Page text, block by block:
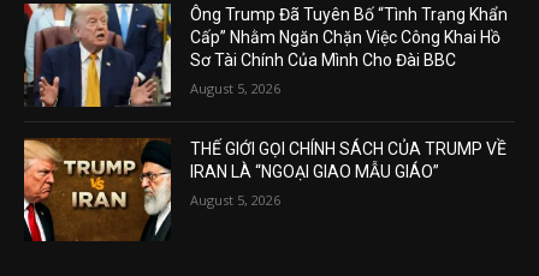
Ông Trump Đã Tuyên Bố “Tình Trạng Khẩn
Cấp” Nhằm Ngăn Chặn Việc Công Khai Hồ
Sơ Tài Chính Của Mình Cho Đài BBC
August 5, 2026
THẾ GIỚI GỌI CHÍNH SÁCH CỦA TRUMP VỀ
IRAN LÀ “NGOẠI GIAO MẪU GIÁO”
August 5, 2026